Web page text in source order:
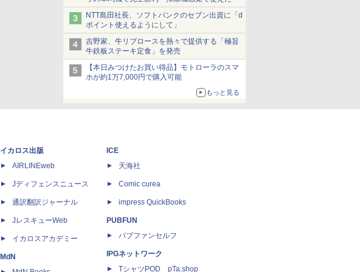
NTT島田社長、ソフトバンクのセブン出資に「d
ポイント使えるようにして」
吉野家、牛リブロースを熱々で提供する「極旨
牛鉄板ステーキ定食」を発売
【本日みつけたお買い得品】モトローラのスマ
ホが約1万7,000円で購入可能
もっと見る
イカロス出版
AIRLINEweb
Jディフェンスニュース
通訳翻訳ジャーナル
JレスキューWeb
イカロスアカデミー
MdN
ICE
天海社
Comic curea
impress QuickBooks
PUBFUN
パブファンセルフ
IPGネットワーク
TシャツPOD pTa.shop